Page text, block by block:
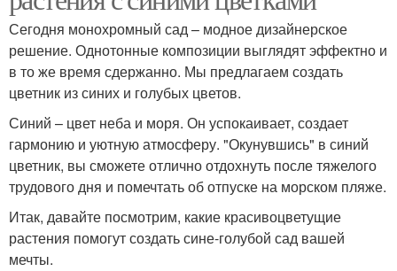
Сегодня монохромный сад – модное дизайнерское
решение. Однотонные композиции выглядят эффектно и
в то же время сдержанно. Мы предлагаем создать
цветник из синих и голубых цветов.
Синий – цвет неба и моря. Он успокаивает, создает
гармонию и уютную атмосферу. "Окунувшись" в синий
цветник, вы сможете отлично отдохнуть после тяжелого
трудового дня и помечтать об отпуске на морском пляже.
Итак, давайте посмотрим, какие красивоцветущие
растения помогут создать сине-голубой сад вашей
мечты.